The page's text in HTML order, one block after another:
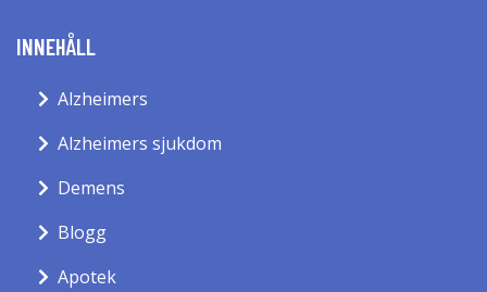
INNEHÅLL
Alzheimers
Alzheimers sjukdom
Demens
Blogg
Apotek